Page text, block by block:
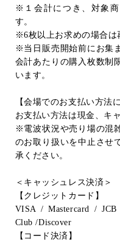
※１会計につき、対象
す。
※6枚以上お求めの場合は
※当日販売開始前にお集
会計あたりの購入枚数制
います。
【会場でのお支払い方法
お支払い方法は現金、キ
※電波状況や売り場の混
のお取り扱いを中止させ
承ください。
＜キャッシュレス決済＞
【クレジットカード】
VISA / Mastercard /
Club /Discover
【コード決済】